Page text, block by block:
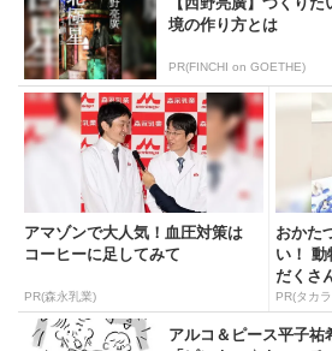
境の作り方とは
PR(FINCHI on GOETHE)
アマゾンで大人気！血圧対策は
コーヒーに足してみて
PR(森永乳業)
おかた
い！ 動
だくさ
PR(タカ
アルコ＆ピース平子祐